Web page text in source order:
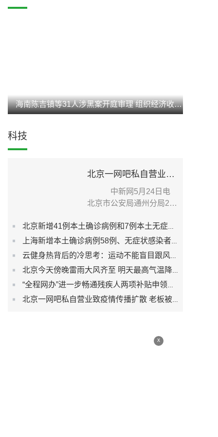
海南陈吉镇等31人涉黑案开庭审理 组织经济收入达3亿元
科技
北京一网吧私自营业致疫情传播扩散 老板被刑事立案调查
中新网5月24日电
北京市公安局通州分局24
北京新增41例本土确诊病例和7例本土无症状感染者
上海新增本土确诊病例58例、无症状感染者422例
云健身热背后的冷思考：运动不能盲目跟风而是生活习惯
北京今天傍晚雷雨大风齐至 明天最高气温降至30℃以下
“全程网办”进一步畅通残疾人两项补贴申领渠道
北京一网吧私自营业致疫情传播扩散 老板被刑事立案调查
x